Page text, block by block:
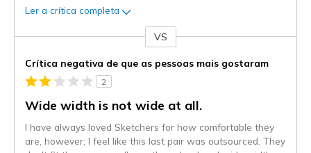
Ler a crítica completa
VS
Crítica negativa de que as pessoas mais gostaram
2
Wide width is not wide at all.
I have always loved Sketchers for how comfortable they
are, however; I feel like this last pair was outsourced. They